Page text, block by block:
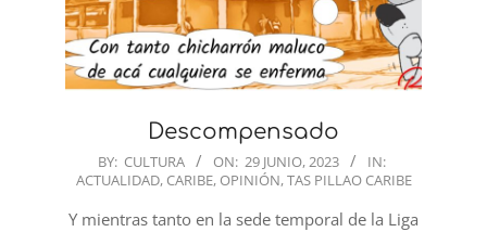
Descompensado
2023-
06-
29
BY: CULTURA ON: 29 JUNIO, 2023
IN:
ACTUALIDAD, CARIBE, OPINIÓN,TAS PILLAO CARIBE
Y mientras tanto en la sede temporal de la Liga